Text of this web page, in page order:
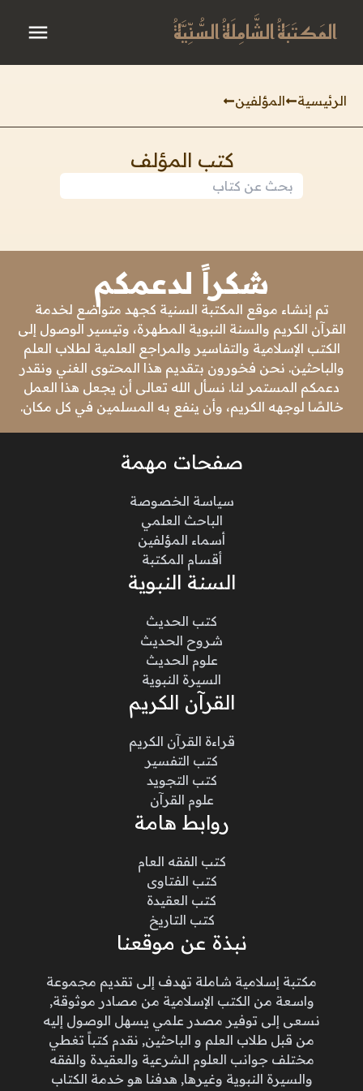
المَكتَبَةُ الشَّامِلَةُ السُّنِّيَّةُ
الرئيسية المؤلفين
كتب المؤلف
شكراً لدعمكم
تم إنشاء موقع المكتبة السنية كجهد متواضع لخدمة
القرآن الكريم والسنة النبوية المطهرة، وتيسير الوصول إلى
الكتب الإسلامية والتفاسير والمراجع العلمية لطلاب العلم
والباحثين. نحن فخورون بتقديم هذا المحتوى الغني ونقدر
دعمكم المستمر لنا. نسأل الله تعالى أن يجعل هذا العمل
خالصًا لوجهه الكريم، وأن ينفع به المسلمين في كل مكان.
صفحات مهمة
سياسة الخصوصة
الباحث العلمي
أسماء المؤلفين
أقسام المكتبة
السنة النبوية
كتب الحديث
شروح الحديث
علوم الحديث
السيرة النبوية
القرآن الكريم
قراءة القرآن الكريم
كتب التفسير
كتب التجويد
علوم القرآن
روابط هامة
كتب الفقه العام
كتب الفتاوى
كتب العقيدة
كتب التاريخ
نبذة عن موقعنا
مكتبة إسلامية شاملة تهدف إلى تقديم مجموعة
واسعة من الكتب الإسلامية من مصادر موثوقة,
نسعى إلى توفير مصدر علمي يسهل الوصول إليه
من قبل طلاب العلم و الباحثين, نقدم كتباً تغطي
مختلف جوانب العلوم الشرعية والعقيدة والفقه
والسيرة النبوية وغيرها, هدفنا هو خدمة الكتاب